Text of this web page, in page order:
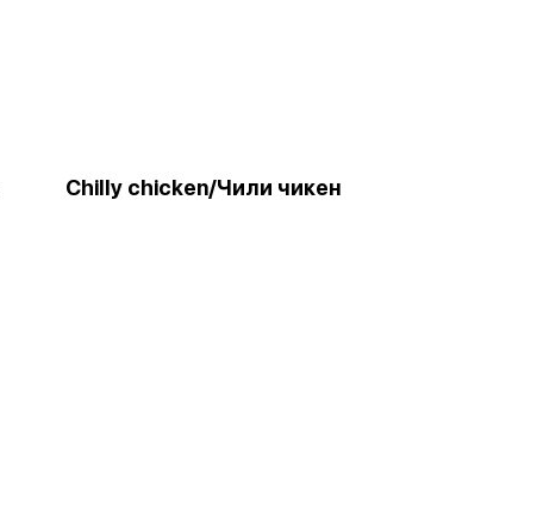
Chilly chicken/Чили чикен